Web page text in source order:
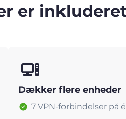
er
Dækker flere enheder
7 VPN-forbindelser på